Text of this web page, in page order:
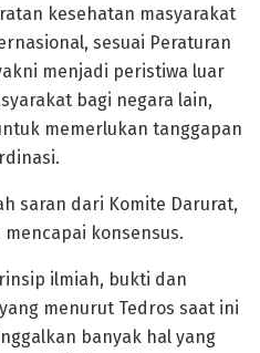
kesehatan masyarakat
sesuai Peraturan
menjadi peristiwa luar
bagi negara lain,
memerlukan tanggapan
saran dari Komite Darurat,
konsensus.
ilmiah, bukti dan
menurut Tedros saat ini
banyak hal yang